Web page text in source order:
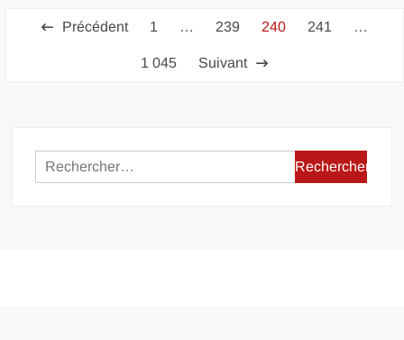
Pagination
publications
Précédent 1 … 239 240 241 …
1 045 Suivant
Rechercher :